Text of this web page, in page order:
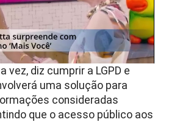
vez, diz cumprir a LGPD e
uma solução para
consideradas
que o acesso público aos